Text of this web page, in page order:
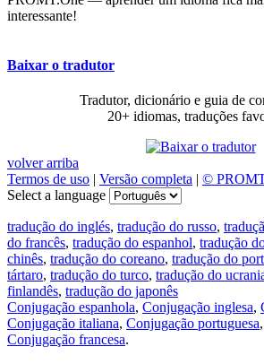
interessante!
Baixar o tradutor
Tradutor, dicionário e guia de
20+ idiomas, traduções
volver arriba
Termos de uso | Versão completa | ©
Select a language
tradução do inglés, tradução do russo,
do francês, tradução do espanhol, tradução
chinês, tradução do coreano, tradução do
tártaro, tradução do turco, tradução do
finlandês, tradução do japonês
Conjugação espanhola, Conjugação inglesa,
Conjugação italiana, Conjugação portuguesa,
Conjugação francesa.